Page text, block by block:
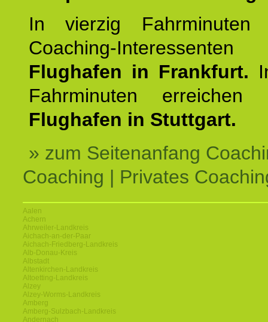
In vierzig Fahrminuten
Coaching-
Flughafen in Frankfurt.
Fahrminuten
Flughafen in Stuttgart.
» zum Seitenanfang
Coaching | Privates
Aalen
Achern
Ahrweiler-Landkreis
Aichach-an-der-Paar
Aichach-Friedberg-Landkreis
Alb-Donau-Kreis
Albstadt
Altenkirchen-Landkreis
Altoetting-Landkreis
Alzey
Alzey-Worms-Landkreis
Amberg
Amberg-Sulzbach-Landkreis
Andernach